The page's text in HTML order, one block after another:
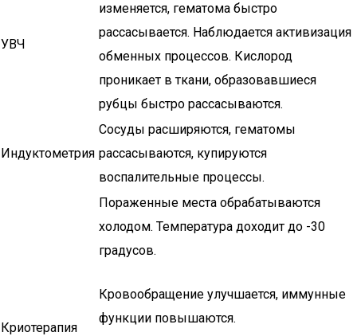
УВЧ
изменяется, гематома быстро
рассасывается. Наблюдается активизация
обменных процессов. Кислород
проникает в ткани, образовавшиеся
рубцы быстро рассасываются.
Индуктометрия
Сосуды расширяются, гематомы
рассасываются, купируются
воспалительные процессы.
Криотерапия
Пораженные места обрабатываются
холодом. Температура доходит до -30
градусов.
Кровообращение улучшается, иммунные
функции повышаются.